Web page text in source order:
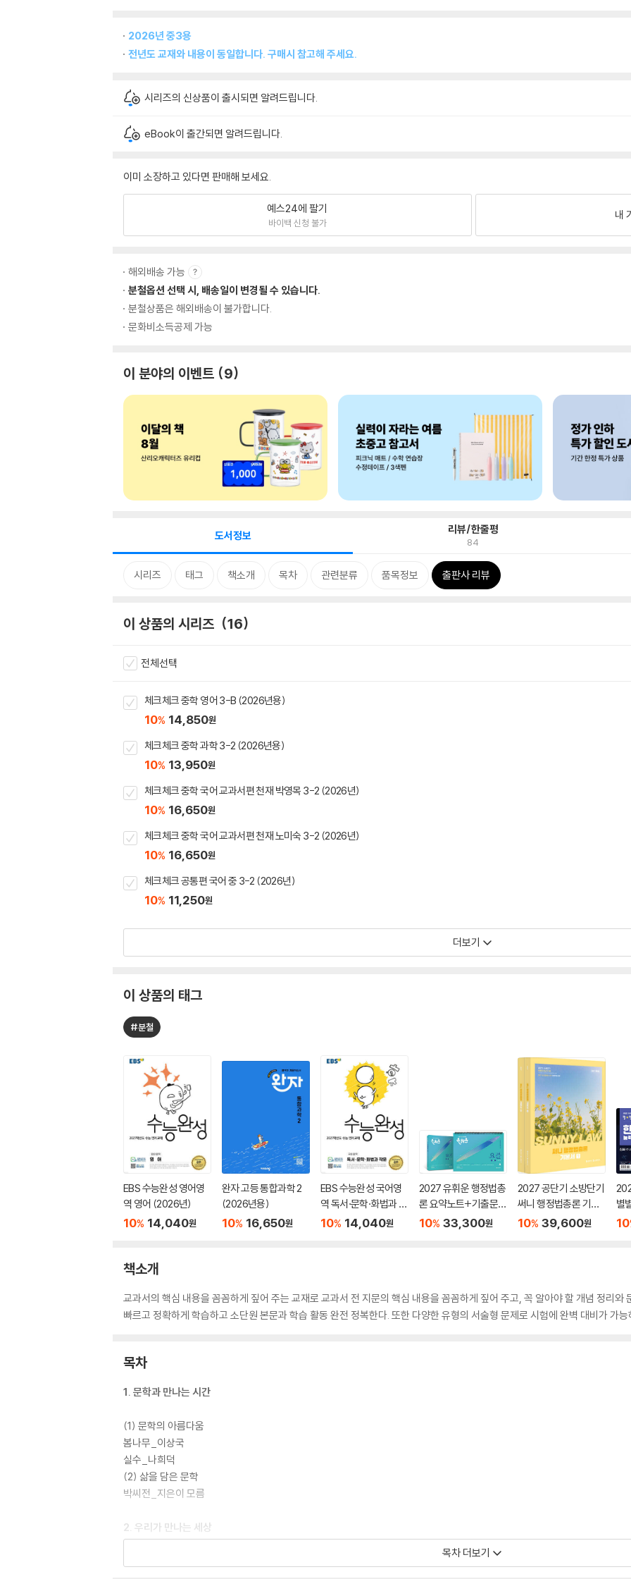
2026년 중3용
전년도 교재와 내용이 동일합니다. 구매시 참고해 주세요.
시리즈의 신상품이 출시되면 알려드립니다.
eBook이 출간되면 알려드립니다.
이미 소장하고 있다면 판매해 보세요.
예스24에 팔기
바이백 신청 불가
내
해외배송 가능
분철옵션 선택 시, 배송일이 변경될 수 있습니다.
분철상품은 해외배송이 불가합니다.
문화비소득공제 가능
이 분야의 이벤트 9
도서정보 리뷰/한줄평
84
시리즈 태그 책소개 목차 관련분류 품목정보 출판사 리뷰
이 상품의 시리즈 16
전체선택
체크체크 중학 영어 3-B (2026년용)
10% 14,850원
체크체크 중학 과학 3-2 (2026년용)
10% 13,950원
체크체크 중학 국어 교과서편 천재 박영목 3-2 (2026년)
10% 16,650원
체크체크 중학 국어 교과서편 천재 노미숙 3-2 (2026년)
10% 16,650원
체크체크 공통편 국어 중 3-2 (2026년)
10% 11,250원
더보기
이 상품의 태그
#분철
EBS 수능완성 영어영
역 영어 (2026년)
10% 14,040원
완자 고등 통합과학 2
(2026년용)
10% 16,650원
EBS 수능완성 국어영
역 독서·문학·화법과 작
문 (2026년)
10% 14,040원
2027 유휘운 행정법총
론 요약노트+기출문제
(요.플.)
10% 33,300원
2027 공단기 소방단기
써니 행정법총론 기본
서
10% 39,600원
별
력
10
책소개
교과서의 핵심 내용을 꼼꼼하게 짚어 주는 교재로 교과서 전 지문의 핵심 내용을 꼼꼼하게 짚어 주고, 꼭 알아야 할 개념 정리와
빠르고 정확하게 학습하고 소단원 본문과 학습 활동 완전 정복한다. 또한 다양한 유형의 서술형 문제로 시험에 완벽 대비가 가능
목차
1. 문학과 만나는 시간
(1) 문학의 아름다움
봄나무_이상국
실수_나희덕
(2) 삶을 담은 문학
박씨전_지은이 모름
2. 우리가 만나는 세상
목차 더보기